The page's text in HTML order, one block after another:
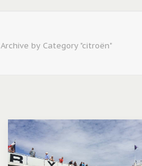
Archive by Category "citroën"